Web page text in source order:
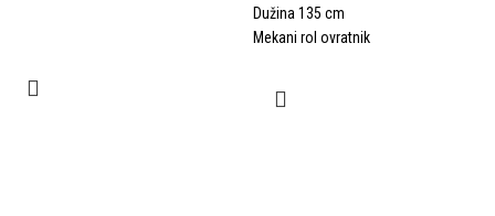
Dužina 135 cm
Mekani rol ovratnik